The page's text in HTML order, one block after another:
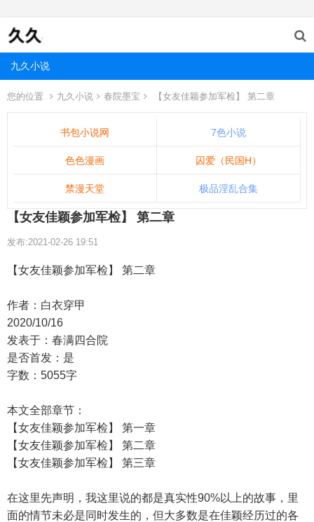
九久小说
您的位置 九久小说 春院墨宝 【女友佳颖参加军检】 第二章
书包小说网 7色小说
色色漫画 囚爱（民国H）
禁漫天堂 极品淫乱合集
【女友佳颖参加军检】 第二章
发布:2021-02-26 19:51
【女友佳颖参加军检】 第二章
作者：白衣穿甲
2020/10/16
发表于：春满四合院
是否首发：是
字数：5055字
本文全部章节：
【女友佳颖参加军检】 第一章
【女友佳颖参加军检】 第二章
【女友佳颖参加军检】 第三章
在这里先声明，我这里说的都是真实性90%以上的故事，里
面的情节未必是同时发生的，但大多数是在佳颖经历过的各